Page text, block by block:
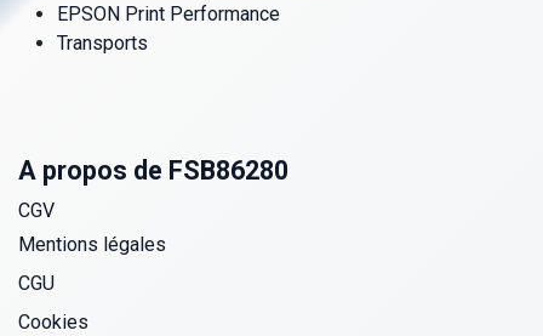
EPSON Print Performance
Transports
A propos de FSB86280
CGV
Mentions légales
CGU
Cookies